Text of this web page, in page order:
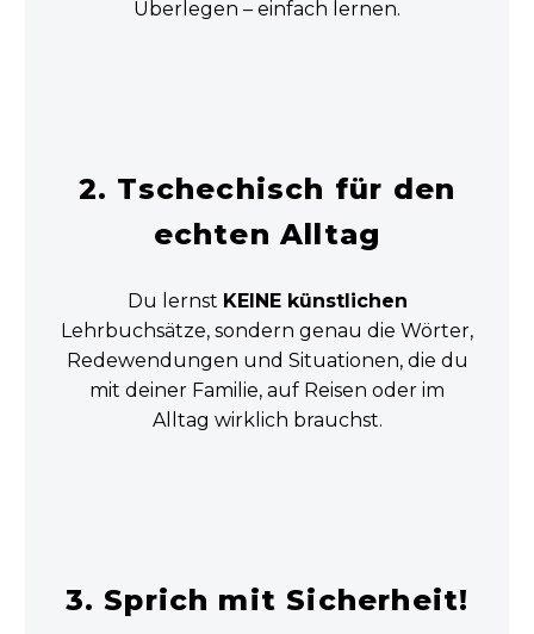
Überlegen – einfach lernen.
2. Tschechisch für den
echten Alltag
Du lernst KEINE künstlichen
Lehrbuchsätze, sondern genau die Wörter,
Redewendungen und Situationen, die du
mit deiner Familie, auf Reisen oder im
Alltag wirklich brauchst.
3. Sprich mit Sicherheit!